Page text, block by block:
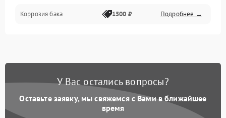
Коррозия бака 1500 ₽ Подробнее →
У Вас остались вопросы?
Оставьте заявку, мы свяжемся с Вами в ближайшее
время